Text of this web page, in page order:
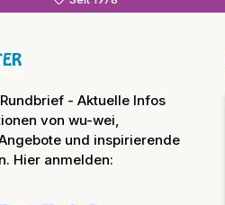
- Aktuelle Infos
von wu-wei,
und inspirierende
Hier anmelden: